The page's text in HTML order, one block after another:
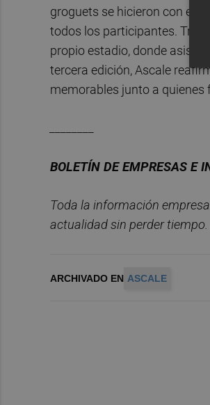
groguets se hicieron con el
todos los participantes. Tras
propio estadio, donde
tercera edición, Ascale
memorables junto a quienes
BOLETÍN DE EMPRESAS E
Toda la información
actualidad sin perder tiempo.
ARCHIVADO EN ASCALE